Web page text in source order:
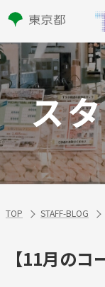
ス
TOP STAFF-BLOG
【11月のコ